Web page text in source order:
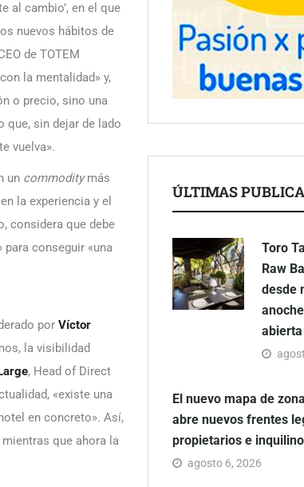
al cambio’, en el que
nuevos hábitos de
de TOTEM
la mentalidad» y,
o precio, sino una
que, sin dejar de lado
vuelva».
un commoditymás
la experiencia y el
considera que debe
conseguir «una
por Víctor
la visibilidad
, Head of Direct
«existe una
en concreto». Así,
que ahora la
ÚLTIMAS
Toro
Raw
desde
abierta
El nuevo mapa de
abre nuevos frentes
propietarios e
agosto 6, 2026